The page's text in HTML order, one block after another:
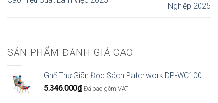
SẢN PHẨM ĐÁNH GIÁ CAO
Ghế Thư Giãn Đọc Sách Patchwork DP-WC100
5.346.000₫ Đã bao gồm VAT
Nghiệp 2025